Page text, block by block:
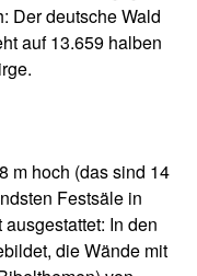
Der deutsche Wald
auf 13.659 halben
m hoch (das sind 14
Festsäle in
In den
die Wände mit